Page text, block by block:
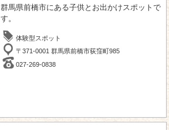
群馬県前橋市にある子供とお出かけスポットで
す。
体験型スポット
〒371-0001 群馬県前橋市荻窪町985
027-269-0838